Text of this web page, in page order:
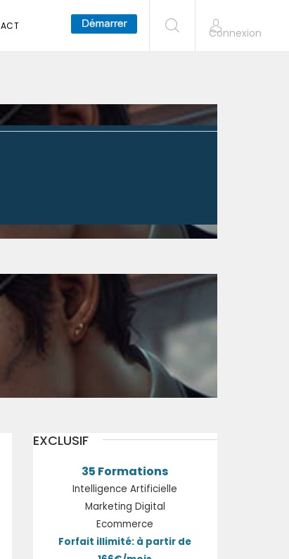
Connexion
EXCLUSIF
35 Formations
Intelligence Artificielle
Marketing Digital
Ecommerce
Forfait illimité: à partir de